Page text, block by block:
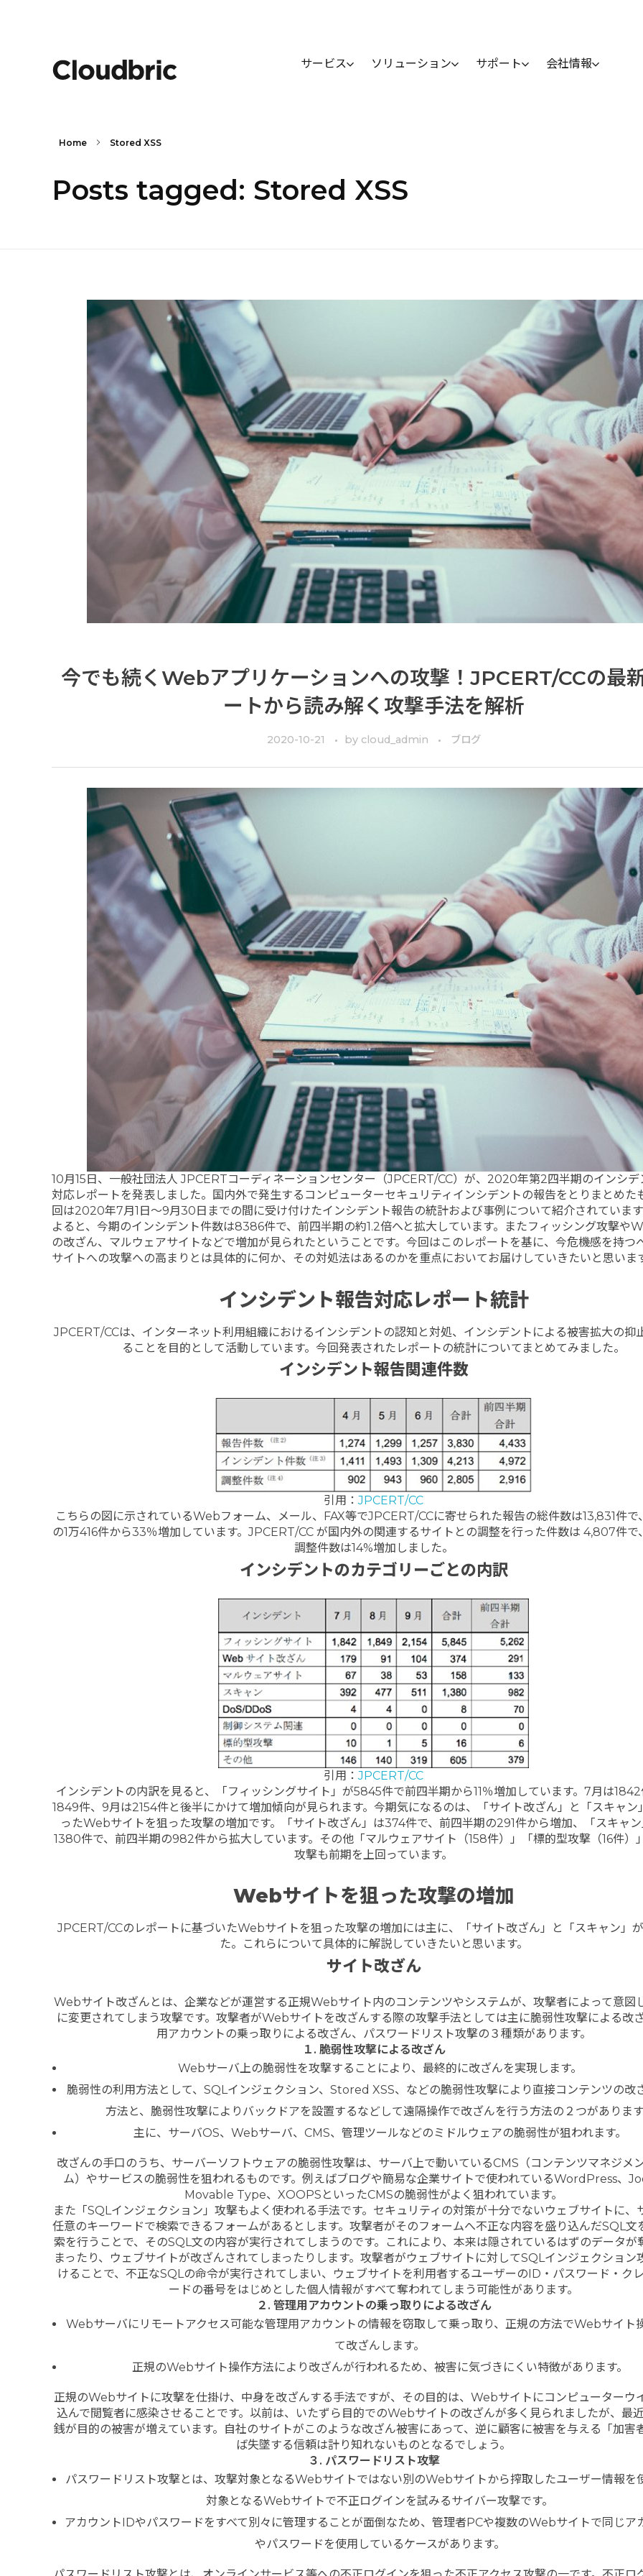
サービス ソリューション サポート 会社情報
Home Stored XSS
Posts tagged: Stored XSS
今でも続くWebアプリケーションへの攻撃！JPCERT/CCの最
ートから読み解く攻撃手法を解析
2020-10-21 by cloud_admin ブログ
10月15日、一般社団法人 JPCERTコーディネーションセンター（JPCERT/CC）が、2020年第2四半期のインシデ
対応レポートを発表しました。国内外で発生するコンピューターセキュリティインシデントの報告をとりまとめた
回は2020年7月1日～9月30日までの間に受け付けたインシデント報告の統計および事例について紹介されていま
よると、今期のインシデント件数は8386件で、前四半期の約1.2倍へと拡大しています。またフィッシング攻撃や
の改ざん、マルウェアサイトなどで増加が見られたということです。今回はこのレポートを基に、今危機感を持つ
サイトへの攻撃への高まりとは具体的に何か、その対処法はあるのかを重点においてお届けしていきたいと思いま
インシデント報告対応レポート統計
JPCERT/CCは、インターネット利用組織におけるインシデントの認知と対処、インシデントによる被害拡大の抑
ることを目的として活動しています。今回発表されたレポートの統計についてまとめてみました。
インシデント報告関連件数
引用：JPCERT/CC
こちらの図に示されているWebフォーム、メール、FAX等でJPCERT/CCに寄せられた報告の総件数は13,831件で
の1万416件から33％増加しています。JPCERT/CC が国内外の関連するサイトとの調整を行った件数は 4,807件で
調整件数は14%増加しました。
インシデントのカテゴリーごとの内訳
引用：JPCERT/CC
インシデントの内訳を見ると、「フィッシングサイト」が5845件で前四半期から11％増加しています。7月は
1849件、9月は2154件と後半にかけて増加傾向が見られます。今期気になるのは、「サイト改ざん」と「スキャン
ったWebサイトを狙った攻撃の増加です。「サイト改ざん」は374件で、前四半期の291件から増加、「スキャ
1380件で、前四半期の982件から拡大しています。その他「マルウェアサイト（158件）」「標的型攻撃（16件）
攻撃も前期を上回っています。
Webサイトを狙った攻撃の増加
JPCERT/CCのレポートに基づいたWebサイトを狙った攻撃の増加には主に、「サイト改ざん」と「スキャン」
た。これらについて具体的に解説していきたいと思います。
サイト改ざん
Webサイト改ざんとは、企業などが運営する正規Webサイト内のコンテンツやシステムが、攻撃者によって意図
に変更されてしまう攻撃です。攻撃者がWebサイトを改ざんする際の攻撃手法としては主に脆弱性攻撃による改
用アカウントの乗っ取りによる改ざん、パスワードリスト攻撃の３種類があります。
１. 脆弱性攻撃による改ざん
Webサーバ上の脆弱性を攻撃することにより、最終的に改ざんを実現します。
脆弱性の利用方法として、SQLインジェクション、Stored XSS、などの脆弱性攻撃により直接コンテンツの改
方法と、脆弱性攻撃によりバックドアを設置するなどして遠隔操作で改ざんを行う方法の２つがありま
主に、サーバOS、Webサーバ、CMS、管理ツールなどのミドルウェアの脆弱性が狙われます。
改ざんの手口のうち、サーバーソフトウェアの脆弱性攻撃は、サーバ上で動いているCMS（コンテンツマネジメ
ム）やサービスの脆弱性を狙われるものです。例えばブログや簡易な企業サイトで使われているWordPress、
Movable Type、XOOPSといったCMSの脆弱性がよく狙われています。
また「SQLインジェクション」攻撃もよく使われる手法です。セキュリティの対策が十分でないウェブサイトに、
任意のキーワードで検索できるフォームがあるとします。攻撃者がそのフォームへ不正な内容を盛り込んだSQL文
索を行うことで、そのSQL文の内容が実行されてしまうのです。これにより、本来は隠されているはずのデータが
まったり、ウェブサイトが改ざんされてしまったりします。攻撃者がウェブサイトに対してSQLインジェクション
けることで、不正なSQLの命令が実行されてしまい、ウェブサイトを利用者するユーザーのID・パスワード・ク
ードの番号をはじめとした個人情報がすべて奪われてしまう可能性があります。
２. 管理用アカウントの乗っ取りによる改ざん
Webサーバにリモートアクセス可能な管理用アカウントの情報を窃取して乗っ取り、正規の方法でWebサイト
て改ざんします。
正規のWebサイト操作方法により改ざんが行われるため、被害に気づきにくい特徴があります。
正規のWebサイトに攻撃を仕掛け、中身を改ざんする手法ですが、その目的は、Webサイトにコンピューターウ
込んで閲覧者に感染させることです。以前は、いたずら目的でのWebサイトの改ざんが多く見られましたが、最
銭が目的の被害が増えています。自社のサイトがこのような改ざん被害にあって、逆に顧客に被害を与える「加害
ば失墜する信頼は計り知れないものとなるでしょう。
３. パスワードリスト攻撃
パスワードリスト攻撃とは、攻撃対象となるWebサイトではない別のWebサイトから搾取したユーザー情報を
対象となるWebサイトで不正ログインを試みるサイバー攻撃です。
アカウントIDやパスワードをすべて別々に管理することが面倒なため、管理者PCや複数のWebサイトで同じア
やパスワードを使用しているケースがあります。